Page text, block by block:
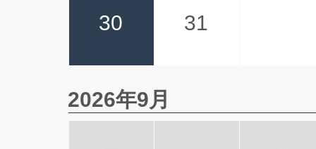
30 31
2026年9月